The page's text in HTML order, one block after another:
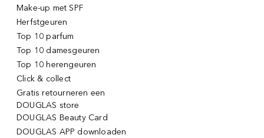
Make-up met SPF
Herfstgeuren
Top 10 parfum
Top 10 damesgeuren
Top 10 herengeuren
Click & collect
Gratis retourneren een
DOUGLAS store
DOUGLAS Beauty Card
DOUGLAS APP downloaden